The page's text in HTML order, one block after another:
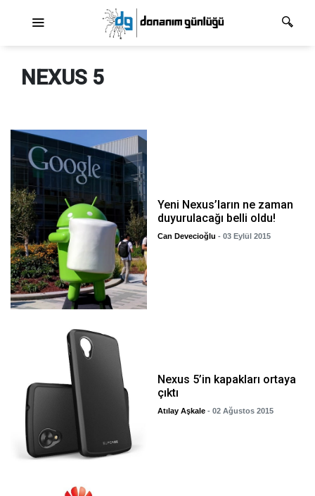
NEXUS 5
Yeni Nexus’ların ne zaman
duyurulacağı belli oldu!
Can Devecioğlu - 03 Eylül 2015
Nexus 5’in kapakları ortaya
çıktı
Atılay Aşkale - 02 Ağustos 2015